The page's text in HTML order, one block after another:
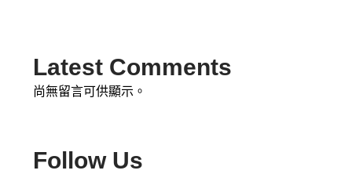
Latest Comments
尚無留言可供顯示。
Follow Us